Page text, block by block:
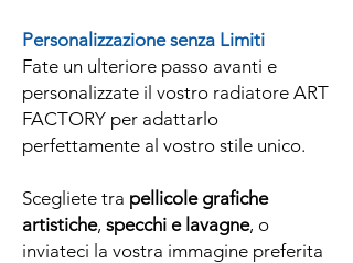
Personalizzazione senza Limiti
Fate un ulteriore passo avanti e
personalizzate il vostro radiatore ART
FACTORY per adattarlo
perfettamente al vostro stile unico.
Scegliete tra pellicole grafiche
artistiche, specchi e lavagne, o
inviateci la vostra immagine preferita